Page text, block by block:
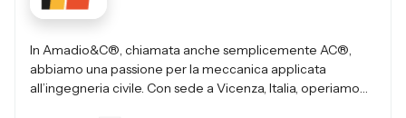
In Amadio&C®, chiamata anche semplicemente AC®,
abbiamo una passione per la meccanica applicata
all’ingegneria civile. Con sede a Vicenza, Italia, operiamo